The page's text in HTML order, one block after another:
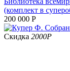
(комплект в
200 000 Р
Скидка 2000Р